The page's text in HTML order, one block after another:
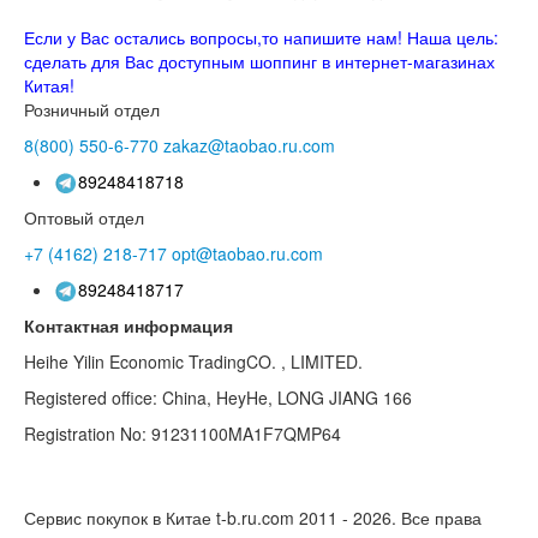
Если у Вас остались вопросы,то напишите нам! Наша цель:
сделать для Вас доступным шоппинг в интернет-магазинах
Китая!
Розничный отдел
8(800) 550-6-770 zakaz@taobao.ru.com
89248418718
Оптовый отдел
+7 (4162) 218-717 opt@taobao.ru.com
89248418717
Контактная информация
Heihe Yilin Economic TradingCO. , LIMITED.
Registered office: China, HeyHe, LONG JIANG 166
Registration No: 91231100MA1F7QMP64
Сервис покупок в Китае t-b.ru.com 2011 - 2026. Все права